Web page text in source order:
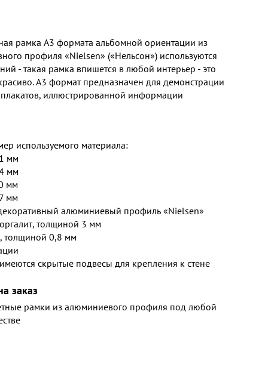
рамка А3 формата альбомной ориентации из
профиля «Nielsen» («Нельсон») используются
- такая рамка впишется в любой интерьер - это
А3 формат предназначен для демонстрации
иллюстрированной информации
используемого материала:
мм
мм
мм
мм
алюминиевый профиль «Nielsen»
толщиной 3 мм
толщиной 0,8 мм
скрытые подвесы для крепления к стене
заказ
рамки из алюминиевого профиля под любой